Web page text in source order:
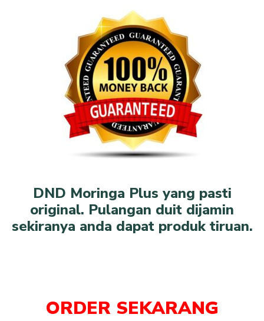
DND Moringa Plus yang pasti
original. Pulangan duit dijamin
sekiranya anda dapat produk tiruan.
ORDER SEKARANG